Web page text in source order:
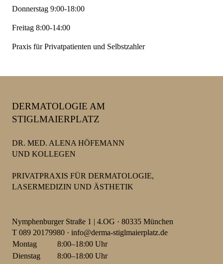
Donnerstag 9:00-18:00
Freitag 8:00-14:00
Praxis für Privatpatienten und Selbstzahler
DERMATOLOGIE AM
STIGLMAIERPLATZ
DR. MED. ALENA HÖFEMANN
UND KOLLEGEN
PRIVATPRAXIS FÜR DERMATOLOGIE,
LASERMEDIZIN UND ÄSTHETIK
Nymphenburger Straße 1 | 4.OG · 80335 München
T 089 20179980 · info@derma-stiglmaierplatz.de
Montag
8:00–18:00 Uhr
Dienstag
8:00–18:00 Uhr